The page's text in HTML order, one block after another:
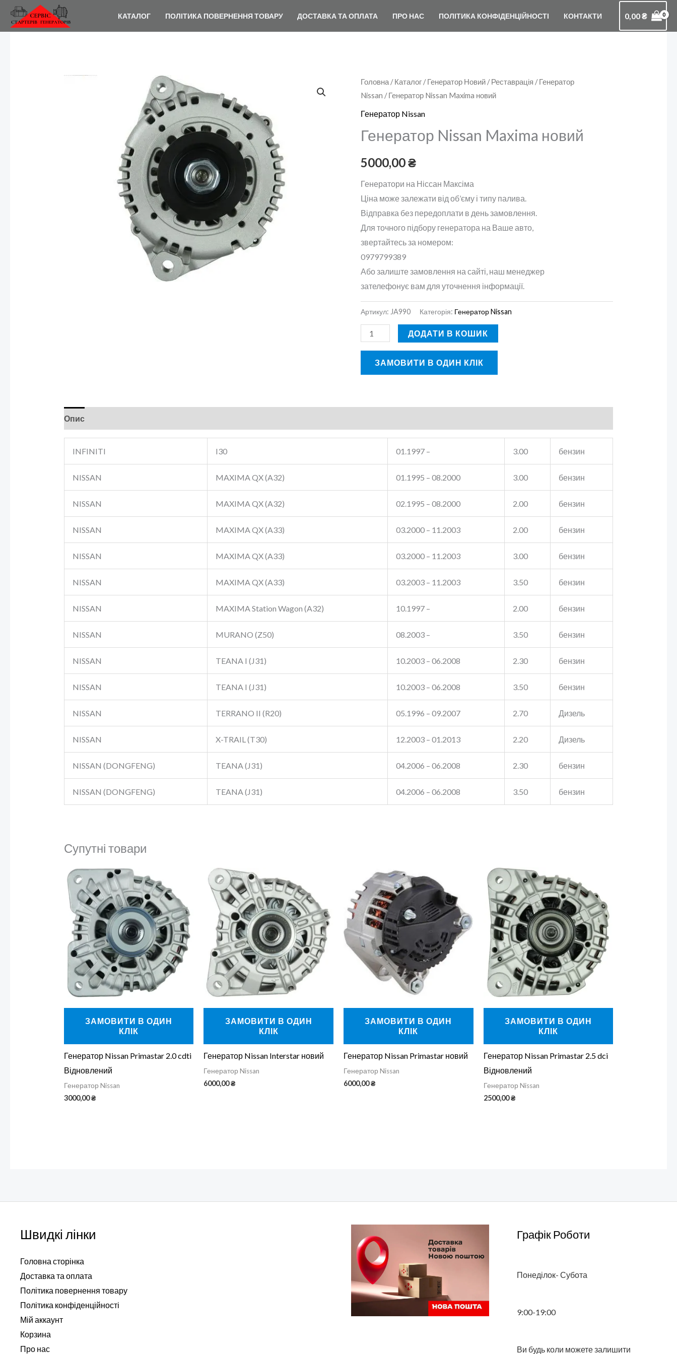
Перейти
КАТАЛОГ ПОЛІТИКА ПОВЕРНЕННЯ ТОВАРУ ДОСТАВКА ТА ОПЛАТА ПРО НАС ПОЛІТИКА КОНФІДЕНЦІЙНОСТІ КОНТАКТИ 0,00₴
Головна/Каталог/Генератор Новий / Реставрація /Генератор
Nissan / Генератор Nissan Maxima новий
Генератор Nissan
Генератор Nissan Maxima новий
5000,00₴
Генератори на Ніссан Максіма
Ціна може залежати від об’єму і типу палива.
Відправка без передоплати в день замовлення.
Для точного підбору генератора на Ваше авто,
звертайтесь за номером:
0979799389
Або залиште замовлення на сайті, наш менеджер
зателефонує вам для уточнення інформації.
Артикул: JA990 Категорія: Генератор Nissan
Генератор
Nissan
Maxima
кількість
ДОДАТИ В КОШИК
ЗАМОВИТИ В ОДИН КЛІК
Опис
INFINITI I30 01.1997 – 3.00 бензин
NISSAN MAXIMA QX (A32) 01.1995 – 08.2000 3.00 бензин
NISSAN MAXIMA QX (A32) 02.1995 – 08.2000 2.00 бензин
NISSAN MAXIMA QX (A33) 03.2000 – 11.2003 2.00 бензин
NISSAN MAXIMA QX (A33) 03.2000 – 11.2003 3.00 бензин
NISSAN MAXIMA QX (A33) 03.2003 – 11.2003 3.50 бензин
NISSAN MAXIMA Station Wagon (A32) 10.1997 – 2.00 бензин
NISSAN MURANO (Z50) 08.2003 – 3.50 бензин
NISSAN TEANA I (J31) 10.2003 – 06.2008 2.30 бензин
NISSAN TEANA I (J31) 10.2003 – 06.2008 3.50 бензин
NISSAN TERRANO II (R20) 05.1996 – 09.2007 2.70 Дизель
NISSAN X-TRAIL (T30) 12.2003 – 01.2013 2.20 Дизель
NISSAN (DONGFENG) TEANA (J31) 04.2006 – 06.2008 2.30 бензин
NISSAN (DONGFENG) TEANA (J31) 04.2006 – 06.2008 3.50 бензин
Супутні товари
ЗАМОВИТИ В ОДИН
КЛІК
Генератор Nissan Primastar 2.0 cdti
Відновлений
Генератор Nissan
3000,00₴
ЗАМОВИТИ В ОДИН
КЛІК
Генератор Nissan Interstar новий
Генератор Nissan
6000,00₴
ЗАМОВИТИ В ОДИН
КЛІК
Генератор Nissan Primastar новий
Генератор Nissan
6000,00₴
ЗАМОВИТИ В ОДИН
КЛІК
Генератор Nissan Primastar 2.5 dci
Відновлений
Генератор Nissan
2500,00₴
Швидкі лінки
Головна сторінка
Доставка та оплата
Політика повернення товару
Політика конфіденційності
Мій аккаунт
Корзина
Про нас
Графік Роботи
Понеділок- Субота
9:00-19:00
Ви будь коли можете залишити